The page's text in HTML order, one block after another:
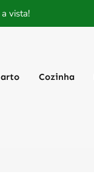
vista!
Cozinha